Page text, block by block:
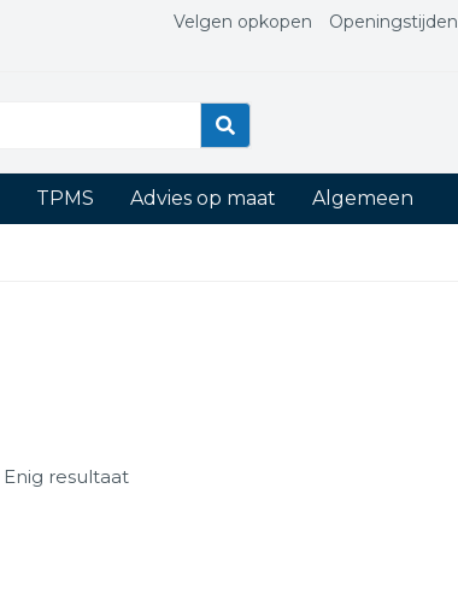
Velgen opkopen Openingstijden
TPMS Advies op maat Algemeen
Enig resultaat